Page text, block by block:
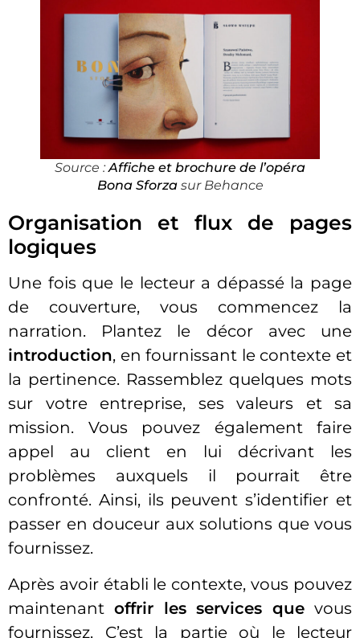
Source :Affiche et brochure de l’opéra
Bona Sforzasur Behance
Organisation et flux de pages
logiques
Une fois que le lecteur a dépassé la page
de couverture, vous commencez la
narration. Plantez le décor avec une
introduction, en fournissant le contexte et
la pertinence. Rassemblez quelques mots
sur votre entreprise, ses valeurs et sa
mission. Vous pouvez également faire
appel au client en lui décrivant les
problèmes auxquels il pourrait être
confronté. Ainsi, ils peuvent s’identifier et
passer en douceur aux solutions que vous
fournissez.
Après avoir établi le contexte, vous pouvez
maintenant offrir les services que vous
fournissez. C’est la partie où le lecteur